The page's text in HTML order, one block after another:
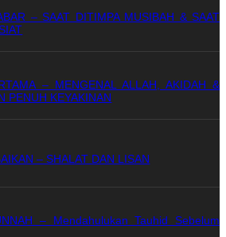
– SAAT DITIMPA MUSIBAH & SAAT
– MENGENAL ALLAH, AKIDAH &
PENUH KEYAKINAN
– SHALAT DAN LISAN
– Mendahulukan Tauhid Sebelum